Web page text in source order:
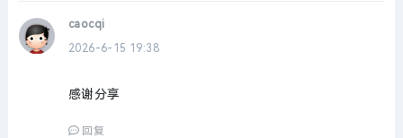
caocqi
2026-6-15 19:38
感谢分享
回复